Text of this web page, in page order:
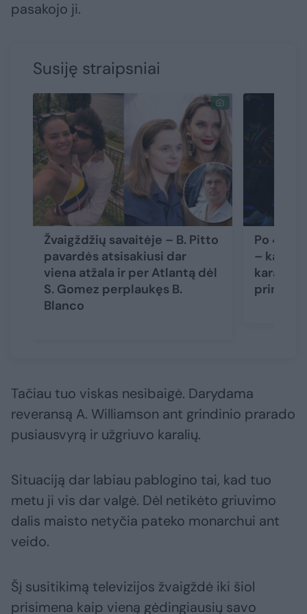
pasakojo ji.
Susiję straipsniai
Žvaigždžių savaitėje – B. Pitto
pavardės atsisakiusi dar
viena atžala ir per Atlantą dėl
S. Gomez perplaukęs B.
Blanco
Po 4
–
princo
Tačiau tuo viskas nesibaigė. Darydama
reveransą A. Williamson ant grindinio prarado
pusiausvyrą ir užgriuvo karalių.
Situaciją dar labiau pablogino tai, kad tuo
metu ji vis dar valgė. Dėl netikėto griuvimo
dalis maisto netyčia pateko monarchui ant
veido.
Šį susitikimą televizijos žvaigždė iki šiol
prisimena kaip vieną gėdingiausių savo